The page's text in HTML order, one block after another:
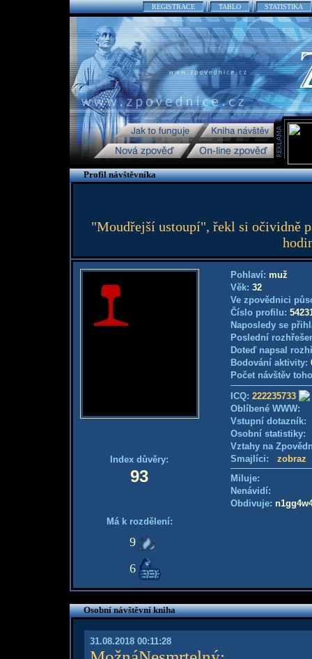
REGISTRACE TABLO STATISTIKA
Profil návštěvníka
"Moudřejší ustoupí", řekl si očividně
Index důvěry:
93
Má k rozdělení:
9
6
Pohlaví: muž
Věk: 32
Ve zpovědnici
Číslo profilu:
Naposledy se
Poslední
Doteď napsal
Bodování aktivity:
Počet návštěv
ICQ: 222235733
Oblíbené WWW:
Vstupní
Osobní
Vztahy na
Smajlíci: zobraz
Miluje:
Nenávidí:
Obdivuje:
Osobní návštěvní kniha
31.08.2018 00:11:28